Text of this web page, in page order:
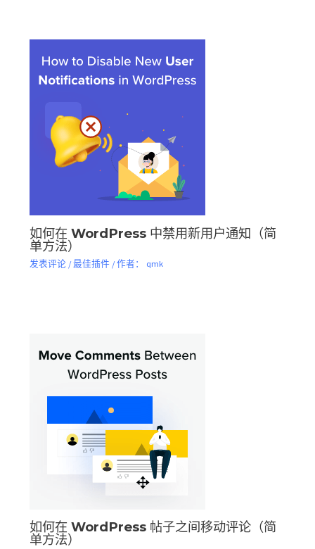
如何在 WordPress 中禁用新用户通知（简
单方法）
发表评论 /最佳插件/ 作者： qmk
如何在 WordPress 帖子之间移动评论（简
单方法）